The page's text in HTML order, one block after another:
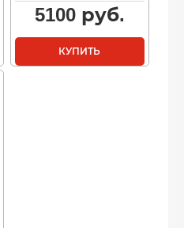
5100руб.
КУПИТЬ